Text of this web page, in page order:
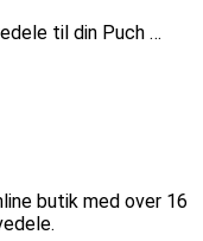
til din Puch …
butik med over 16